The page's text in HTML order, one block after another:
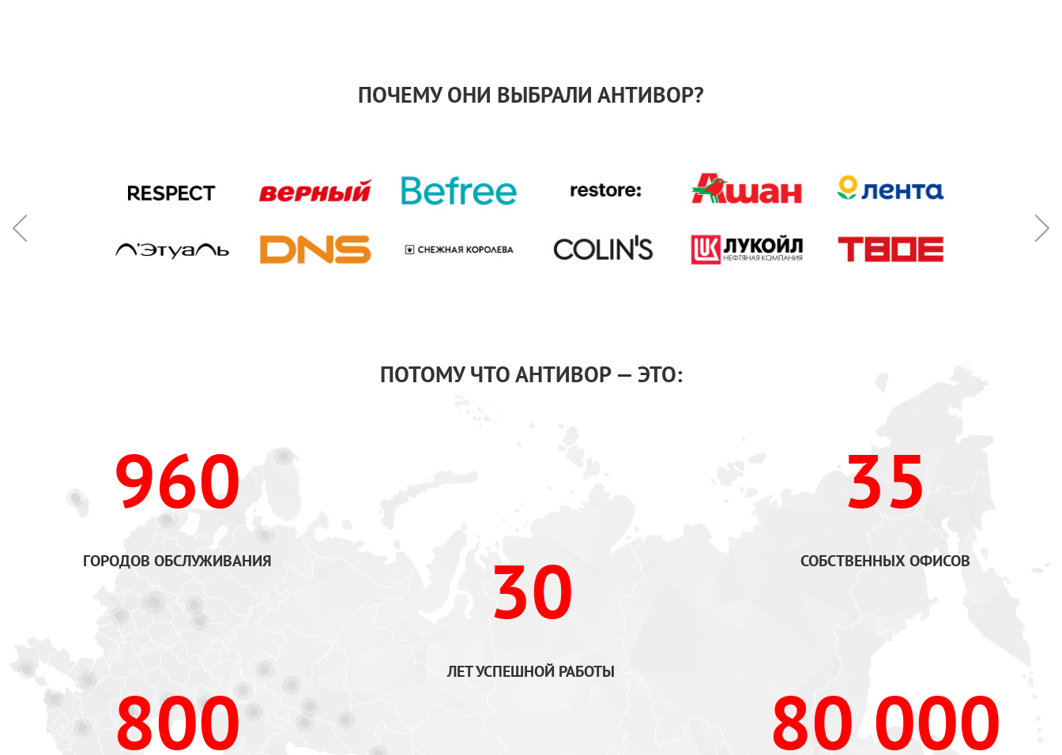
ПОЧЕМУ ОНИ ВЫБРАЛИ АНТИВОР?
ПОТОМУ ЧТО АНТИВОР — ЭТО:
960
ГОРОДОВ ОБСЛУЖИВАНИЯ
800
30
ЛЕТ УСПЕШНОЙ РАБОТЫ
35
СОБСТВЕННЫХ ОФИСОВ
80 000